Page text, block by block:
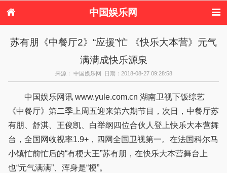
中国娱乐网
港台娱乐
日本娱乐 韩国娱乐
欧美娱乐
音乐新闻 影视新闻
港台明星八卦
日本韩国明星
欧美明星八卦
苏有朋《中餐厅2》“应援”忙 《快乐大本营》元气
满满成快乐源泉
来源： 中国娱乐网 日期：2018-08-27 09:28:58
中国娱乐网讯 www.yule.com.cn 湖南卫视下饭综艺
《中餐厅》第二季上周五迎来第六期节目，次日，中餐厅苏
有朋、舒淇、王俊凯、白举纲四位合伙人登上快乐大本营舞
台，全国网收视率1.9+，四网全国卫视第一。在法国科尔马
小镇忙前忙后的“有梗大王”苏有朋，在快乐大本营舞台上
也“元气满满”、浑身是“梗”。